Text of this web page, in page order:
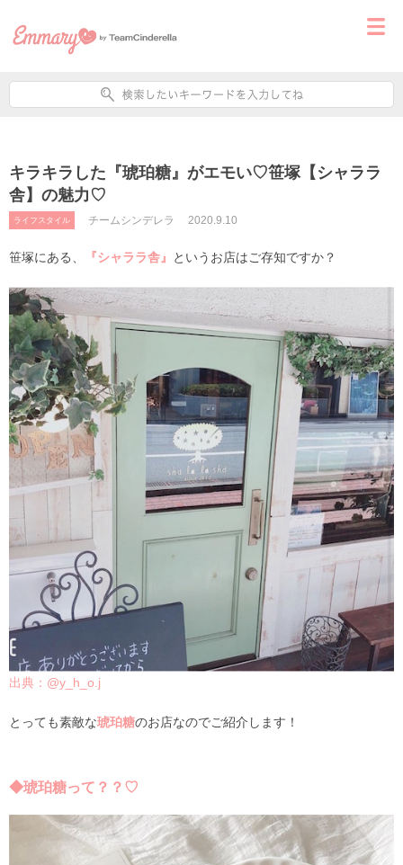
キラキラした『琥珀糖』がエモい♡笹塚【シャララ
舎】の魅力♡
ライフスタイル チームシンデレラ 2020.9.10
笹塚にある、 『シャララ舎』 というお店はご存知ですか？
出典：@y_h_o.j
とっても素敵な琥珀糖のお店なのでご紹介します！
◆琥珀糖って？？♡